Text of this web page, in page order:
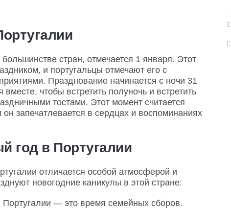
стран, отмечается 1 января. Этот
и португальцы отмечают его с
Празднование начинается с ночи 31
чтобы встретить полуночь и встретить
тостами. Этот момент считается
запечатлевается в сердцах и воспоминаниях
год в Португалии
отличается особой атмосферой и
новогодние каникулы в этой стране:
— это время семейных сборов.